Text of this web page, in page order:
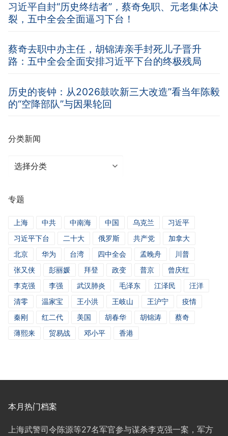
习近平自封“历史终结者”，蔡奇免职、元老集体决
裂，五中全会全面逼习下台！
蔡奇去职中办主任，胡锦涛亲手封死儿子晋升
路：五中全会全面安排习近平下台的终极残局
历史的丧钟：从2026鼓吹新三大改造”看当年陈毅
的“空降部队”与因果轮回
分类新闻
分
闻
专题
上海 中共 中南海 中国 乌克兰
习近平
习近平下台
二十大 俄罗斯 共产党
加拿大
北京
华为 台湾 四中全会 孟晚舟
川普
张又侠
彭丽媛 拜登 政变 普京
曾庆红
李克强
李强 武汉肺炎 毛泽东 江泽民
汪洋
清零
温家宝 王小洪 王岐山 王沪宁
疫情
秦刚
红二代 美国 胡春华 胡锦涛
蔡奇
薄熙来
贸易战 邓小平 香港
本月热门档案
上海武警司令陈源等27名军官参与谋杀李克强一案，军方